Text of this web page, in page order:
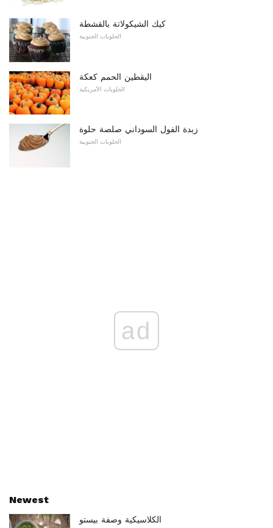
كيك الشيكولاتة بالقشطة
الحلويات الجنوبية
اليقطين الحمم كعكة
الحلويات الأمريكية
زبدة الفول السوداني صلصة حلوة
الحلويات الجنوبية
ad
Newest
الكلاسيكية وصفة بيستو